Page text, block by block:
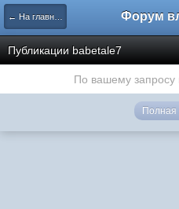
← На главную
Публикации babetale7
По вашему запросу
Полная